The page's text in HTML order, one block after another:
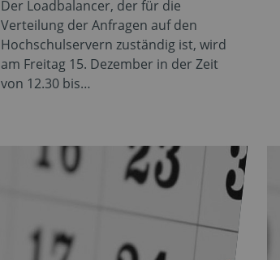
Der Loadbalancer, der für die
Verteilung der Anfragen auf den
Hochschulservern zuständig ist, wird
am Freitag 15. Dezember in der Zeit
von 12.30 bis…